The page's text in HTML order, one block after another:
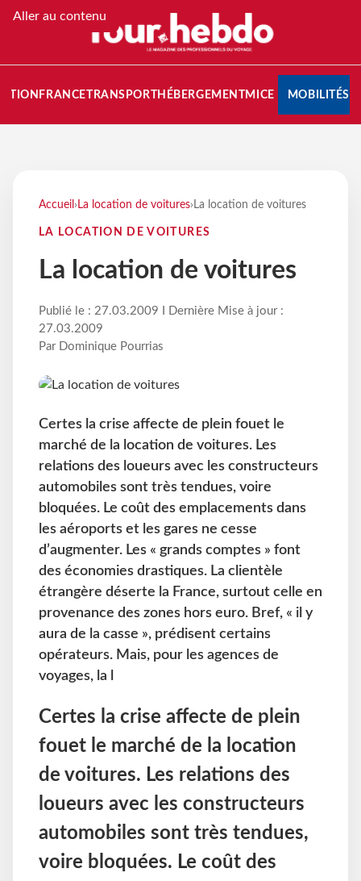
Aller au contenu
FRANCETRANSPORT HÉBERGEMENTMICE MOBILITÉS
Accueil › La location de voitures› La location de voitures
LA LOCATION DE VOITURES
La location de voitures
Publié le : 27.03.2009 I Dernière Mise à jour :
27.03.2009
Par Dominique Pourrias
Certes la crise affecte de plein fouet le
marché de la location de voitures. Les
relations des loueurs avec les constructeurs
automobiles sont très tendues, voire
bloquées. Le coût des emplacements dans
les aéroports et les gares ne cesse
d’augmenter. Les « grands comptes » font
des économies drastiques. La clientèle
étrangère déserte la France, surtout celle en
provenance des zones hors euro. Bref, « il y
aura de la casse », prédisent certains
opérateurs. Mais, pour les agences de
voyages, la l
Certes la crise affecte de plein
fouet le marché de la location
de voitures. Les relations des
loueurs avec les constructeurs
automobiles sont très tendues,
voire bloquées. Le coût des